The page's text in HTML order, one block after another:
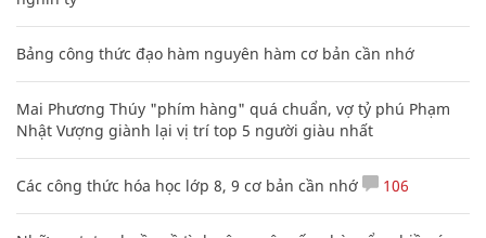
Bảng công thức đạo hàm nguyên hàm cơ bản cần nhớ
Mai Phương Thúy "phím hàng" quá chuẩn, vợ tỷ phú Phạm
Nhật Vượng giành lại vị trí top 5 người giàu nhất
Các công thức hóa học lớp 8, 9 cơ bản cần nhớ 106